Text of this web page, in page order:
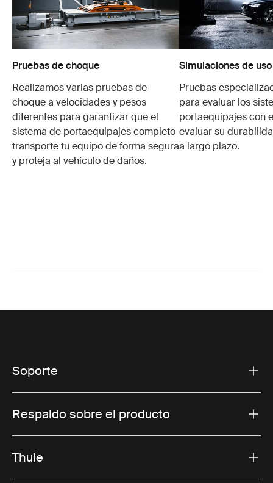
Pruebas de choque
Realizamos varias pruebas de
choque a velocidades y pesos
diferentes para garantizar que el
sistema de portaequipajes completo
transporte tu equipo de forma segura
y proteja al vehículo de daños.
Simulaciones de
Pruebas
para evaluar los
portaequipajes con
evaluar su
a largo plazo.
Soporte
Respaldo sobre el producto
Thule